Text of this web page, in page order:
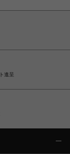
進呈